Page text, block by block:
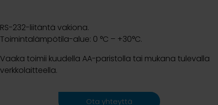
RS-232-liitäntä vakiona.
Toimintalämpötila-alue: 0 °C – +30°C.
Vaaka toimii kuudella AA-paristolla tai mukana tulevalla
verkkolaitteella.
Ota yhteyttä